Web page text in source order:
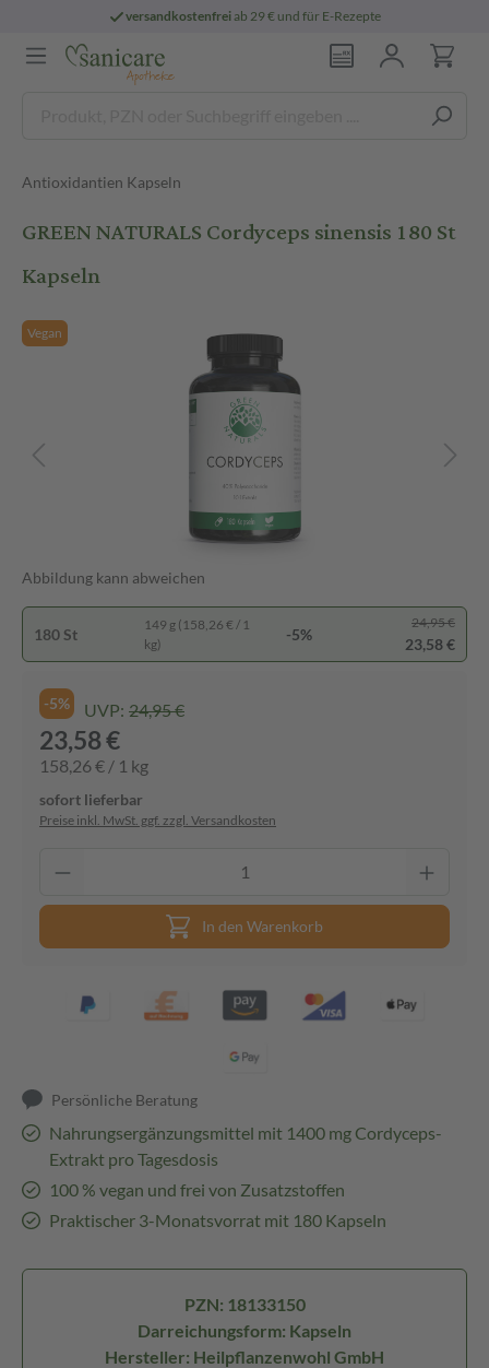
versandkostenfreiab 29 € und für E-Rezepte
Antioxidantien Kapseln
GREEN NATURALS Cordyceps sinensis 180 St
Kapseln
Vegan
Abbildung kann abweichen
180 St
149 g (158,26 € / 1
kg)
-5%
24,95 €
23,58 €
-5% UVP: 24,95 €
23,58 €
158,26 € / 1 kg
sofort lieferbar
Preise inkl. MwSt. ggf. zzgl. Versandkosten
In den Warenkorb
Persönliche Beratung
Nahrungsergänzungsmittel mit 1400 mg Cordyceps-
Extrakt pro Tagesdosis
100 % vegan und frei von Zusatzstoffen
Praktischer 3-Monatsvorrat mit 180 Kapseln
PZN: 18133150
Darreichungsform: Kapseln
Hersteller: Heilpflanzenwohl GmbH